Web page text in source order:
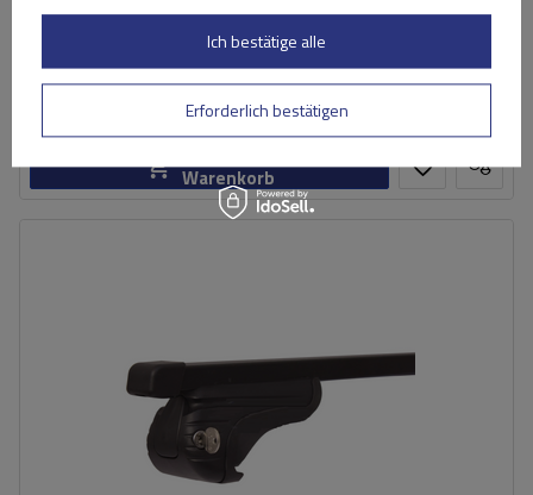
181,49 €inkl. MwSt
Große Menge verfügbar Wir versenden schon am
Warenkorb
Erforderlich bestätigen
Ich bestätige alle